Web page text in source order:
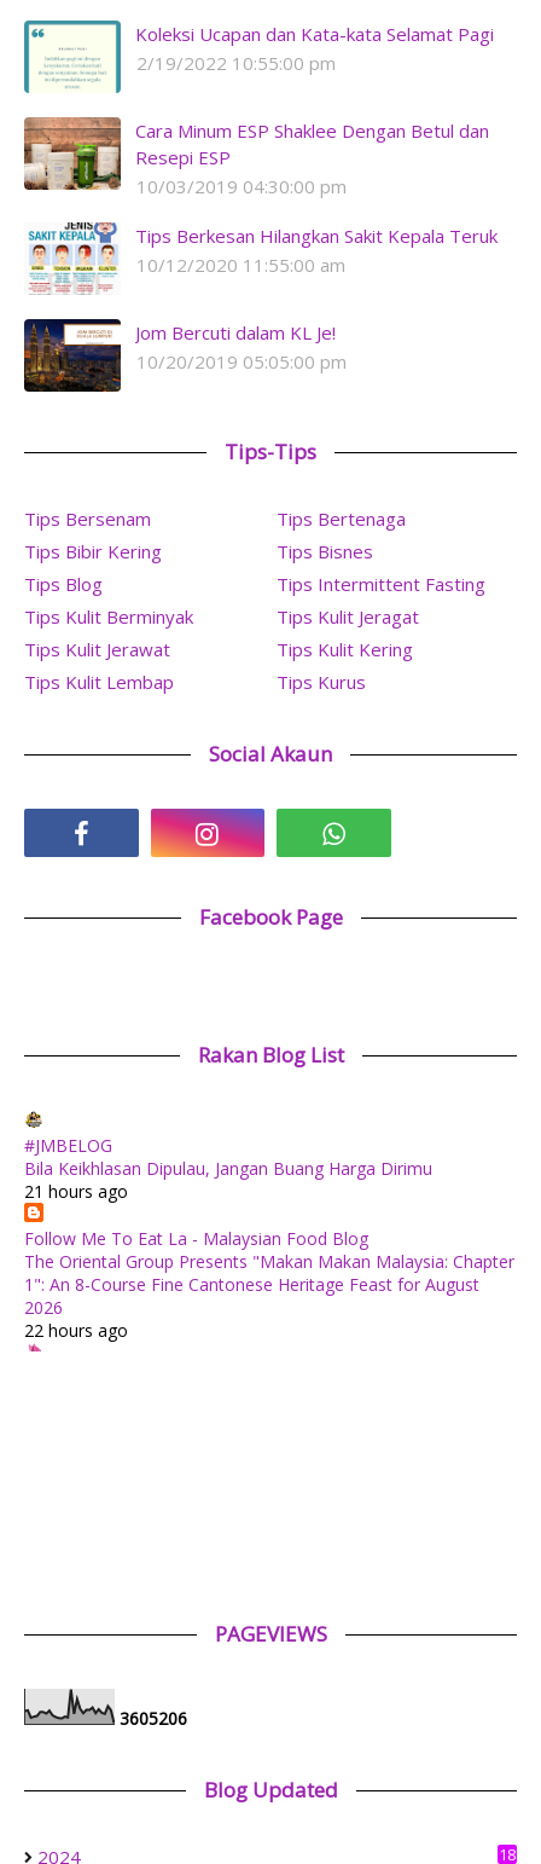
Koleksi Ucapan dan Kata-kata Selamat Pagi
2/19/2022 10:55:00 pm
Cara Minum ESP Shaklee Dengan Betul dan
Resepi ESP
10/03/2019 04:30:00 pm
Tips Berkesan Hilangkan Sakit Kepala Teruk
10/12/2020 11:55:00 am
Jom Bercuti dalam KL Je!
10/20/2019 05:05:00 pm
Tips-Tips
Tips Bersenam
Tips Bertenaga
Tips Bibir Kering
Tips Bisnes
Tips Blog
Tips Intermittent Fasting
Tips Kulit Berminyak
Tips Kulit Jeragat
Tips Kulit Jerawat
Tips Kulit Kering
Tips Kulit Lembap
Tips Kurus
Social Akaun
Facebook Page
Rakan Blog List
#JMBELOG
Bila Keikhlasan Dipulau, Jangan Buang Harga Dirimu
21 hours ago
Follow Me To Eat La - Malaysian Food Blog
The Oriental Group Presents "Makan Makan Malaysia: Chapter
1": An 8-Course Fine Cantonese Heritage Feast for August
2026
22 hours ago
3 days ago
6 days ago
PAGEVIEWS
3605206
Blog Updated
2024 18